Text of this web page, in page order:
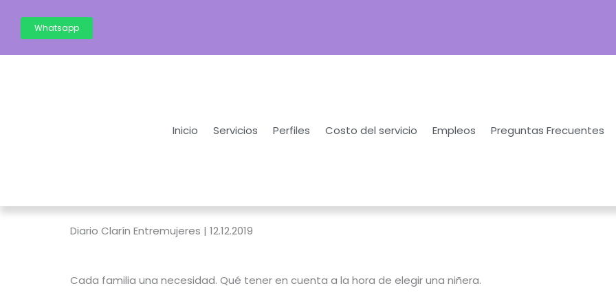
contenido
Whatsapp
Inicio Servicios Perfiles Costo del servicio Empleos Preguntas Frecuentes
Diario Clarín Entremujeres | 12.12.2019
Cada familia una necesidad. Qué tener en cuenta a la hora de elegir una niñera.